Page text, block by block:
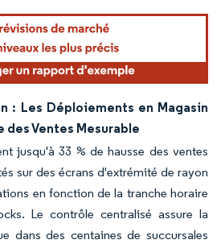
: Les Déploiements en Magasin
des Ventes Mesurable
jusqu'à 33 % de hausse des ventes
sur des écrans d'extrémité de rayon
en fonction de la tranche horaire
Le contrôle centralisé assure la
dans des centaines de succursales